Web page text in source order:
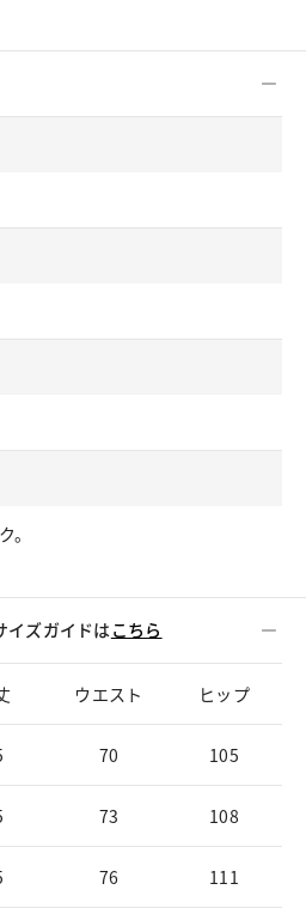
。
イズガイドはこちら
ウエスト ヒップ
70 105
73 108
76 111